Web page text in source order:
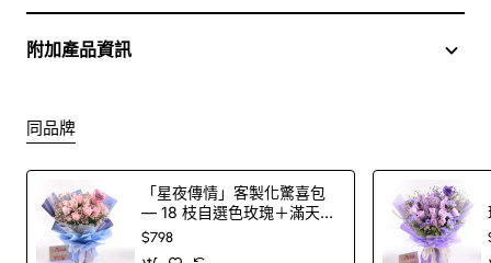
附加產品資訊
同品牌
「星夜傳情」客製化驚喜包
— 18 枝自選色玫瑰＋滿天星
花束＋印字氣球（100 色玫
瑰任選）
$798